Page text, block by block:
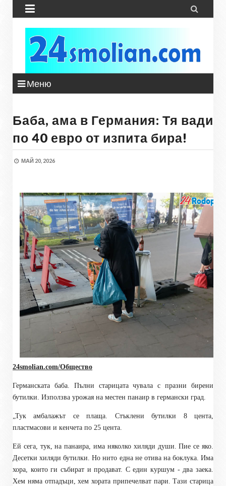
 
Меню
Баба, ама в Германия: Тя вади
по 40 евро от изпита бира!
МАЙ 20, 2026
24smolian.com/Общество
Германската баба. Пълни старицата чувала с празни бирени
бутилки. Използва урожая на местен панаир в германски град.
„Тукамбалажът се плаща. Стъклени бутилки 8 цента,
пластмасови и кенчета по 25 цента.
Ей сега, тук, на панаира, има няколко хиляди души. Пие се яко.
Десетки хиляди бутилки. Но нито една не отива на боклука. Има
хора, които ги събират и продават. С един куршум - два заека.
Хем няма отпадъци, хем хората припечелват пари. Тази старица